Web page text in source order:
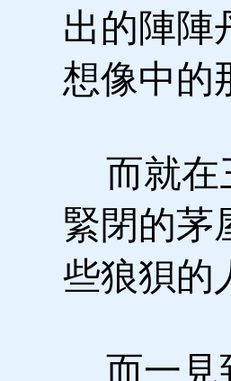
出的陣陣
想像中的
而就在
緊閉的茅
些狼狽的
而一見